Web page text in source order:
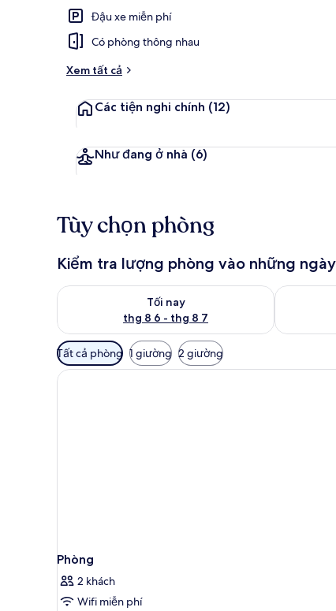
Đậu xe miễn phí
Có phòng thông nhau
Xem tất cả
Các tiện nghi chính (12)
Như đang ở nhà (6)
Tùy chọn phòng
Kiểm tra lượng phòng vào những
Tối nay
thg 8 6 - thg 8 7
Kiểm tra lượng phòng tối nay từ thg 8 6 - thg 8 7
Kiểm tra
Bộ
lọc
có
Tất cả phòng 1 giường 2 giường
Phòng
2 khách
Wifi miễn phí